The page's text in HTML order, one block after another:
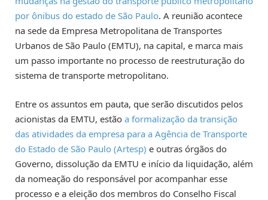
por ônibus do estado de São Paulo. A reunião acontece
na sede da Empresa Metropolitana de Transportes
Urbanos de São Paulo (EMTU), na capital, e marca mais
um passo importante no processo de reestruturação do
sistema de transporte metropolitano.
Entre os assuntos em pauta, que serão discutidos pelos
acionistas da EMTU, estão a formalização da transição
das atividades da empresa para a Agência de Transporte
do Estado de São Paulo (Artesp) e outras órgãos do
Governo, dissolução da EMTU e início da liquidação, além
da nomeação do responsável por acompanhar esse
processo e a eleição dos membros do Conselho Fiscal